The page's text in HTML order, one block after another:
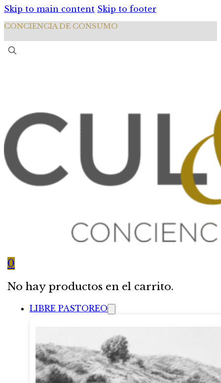
Skip to main content Skip to footer
CONCIENCIA DE CONSUMO
0
No hay productos en el carrito.
LIBRE PASTOREO